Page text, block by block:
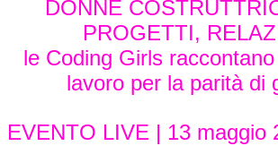
DONNE
PROGETTI,
le Coding Girls
lavoro per la parità di
EVENTO LIVE | 13 maggio